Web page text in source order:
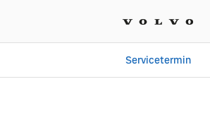
Servicetermin